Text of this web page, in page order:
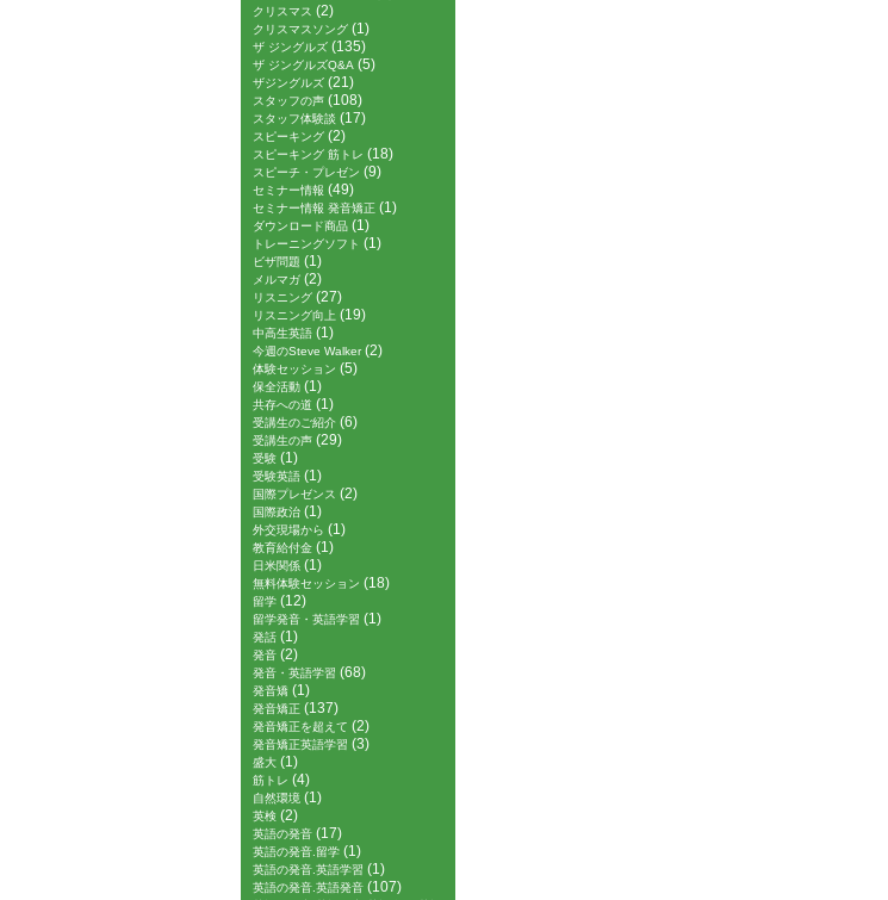
クリスマス (2)
クリスマスソング (1)
ザ ジングルズ (135)
ザ ジングルズQ&A (5)
ザジングルズ (21)
スタッフの声 (108)
スタッフ体験談 (17)
スピーキング (2)
スピーキング 筋トレ (18)
スピーチ・プレゼン (9)
セミナー情報 (49)
セミナー情報 発音矯正 (1)
ダウンロード商品 (1)
トレーニングソフト (1)
ビザ問題 (1)
メルマガ (2)
リスニング (27)
リスニング向上 (19)
中高生英語 (1)
今週のSteve Walker(2)
体験セッション (5)
保全活動 (1)
共存への道 (1)
受講生のご紹介 (6)
受講生の声 (29)
受験 (1)
受験英語 (1)
国際プレゼンス (2)
国際政治 (1)
外交現場から (1)
教育給付金 (1)
日米関係 (1)
無料体験セッション (18)
留学 (12)
留学発音・英語学習 (1)
発話 (1)
発音 (2)
発音・英語学習 (68)
発音矯 (1)
発音矯正 (137)
発音矯正を超えて (2)
発音矯正英語学習 (3)
盛大 (1)
筋トレ (4)
自然環境 (1)
英検 (2)
英語の発音 (17)
英語の発音.留学 (1)
英語の発音.英語学習 (1)
英語の発音.英語発音 (107)